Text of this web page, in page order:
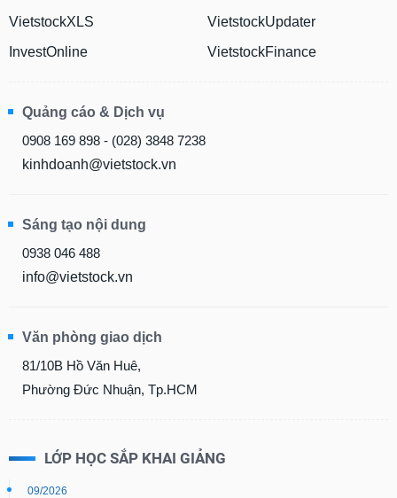
VietstockXLS
InvestOnline
VietstockUpdater
VietstockFinance
Quảng cáo & Dịch vụ
0908 169 898 - (028) 3848 7238
kinhdoanh@vietstock.vn
Sáng tạo nội dung
0938 046 488
info@vietstock.vn
Văn phòng giao dịch
81/10B Hồ Văn Huê,
Phường Đức Nhuận, Tp.HCM
LỚP HỌC SẮP KHAI GIẢNG
09/2026